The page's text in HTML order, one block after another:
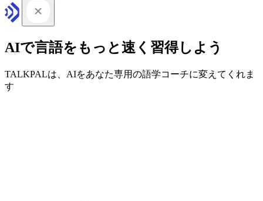
AIで言語をもっと速く習得しよう
TALKPALは、AIをあなた専用の語学コーチに変えてくれま
す